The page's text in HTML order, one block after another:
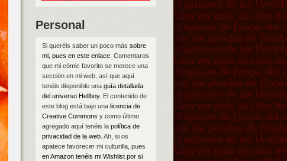
Personal
Si queréis saber un poco más sobre
mi, pues en este enlace. Comentaros
que mi cómic favorito se merece una
sección en mi web, así que aquí
tenéis disponible una guía detallada
del universo Hellboy. El contenido de
este blog está bajo una licencia de
Creative Commons y como último
agregado aquí tenéis la política de
privacidad de la web. Ah, si os
apatece favorecer mi culturilla, pues
en Amazon tenéis mi Wishlist por si